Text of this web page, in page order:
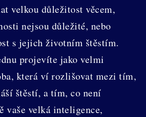
velkou důležitost věcem,
nejsou důležité, nebo
s jejich životním štěstím.
projevíte jako velmi
která ví rozlišovat mezi tím,
štěstí, a tím, co není
vaše velká inteligence,